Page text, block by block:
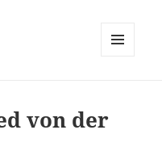
von der